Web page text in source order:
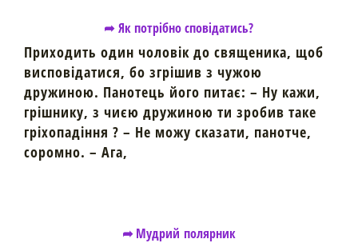
➦ Як потрібно сповідатись?
Приходить один чоловік до священика, щоб
висповідатися, бо згрішив з чужою
дружиною. Панотець його питає: – Ну кажи,
грішнику, з чиєю дружиною ти зробив таке
гріхопадіння ? – Не можу сказати, панотче,
соромно. – Ага,
➦ Мудрий полярник